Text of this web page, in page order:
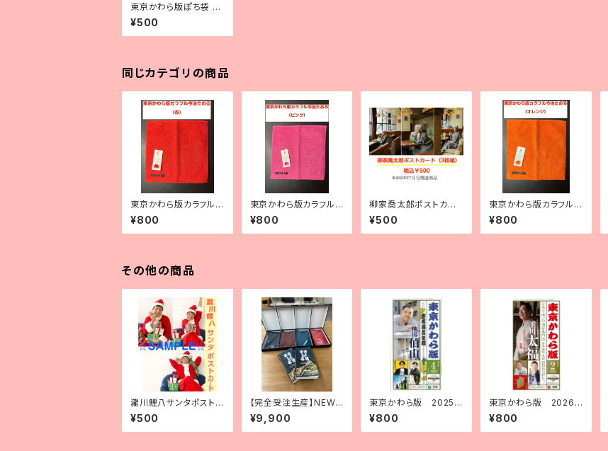
東京かわら版ぽち袋 A
面（紺地に白・3枚入）
¥500
同じカテゴリの商品
東京かわら版カラフル
今治たおる（赤）
¥800
東京かわら版カラフル
今治たおる（ピンク）
¥800
柳家喬太郎ポストカー
ドセット3枚組
¥500
東京かわら版カラフル
今治たおる（オレンジ）
¥800
その他の商品
瀧川鯉八サンタポストカ
ード3枚組
¥500
【完全受注生産】NEW
東京かわら版カバー
¥9,900
東京かわら版 2025
（令和７）年４月号 寄席
演芸年鑑2025年版 合
併号
¥800
東京かわら版 2026
（令和８）年２月号
¥800